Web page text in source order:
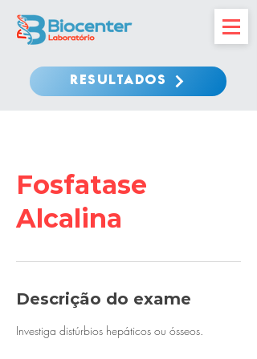
RESULTADOS
Fosfatase
Alcalina
Descrição do exame
Investiga distúrbios hepáticos ou ósseos.